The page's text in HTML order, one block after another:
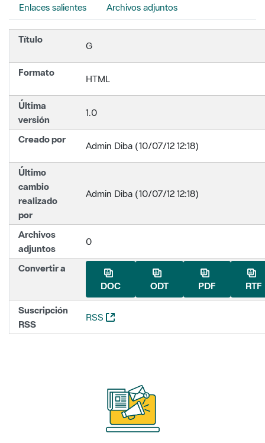
Enlaces salientes Archivos adjuntos
Título
G
Formato
HTML
Última
versión
1.0
Creado por
Admin Diba (10/07/12 12:18)
Último
cambio
realizado
por
Admin Diba (10/07/12 12:18)
Archivos
adjuntos
0
Convertir a
DOC
ODT PDF RTF
Suscripción
RSS
RSS (Abre una nueva ventana)